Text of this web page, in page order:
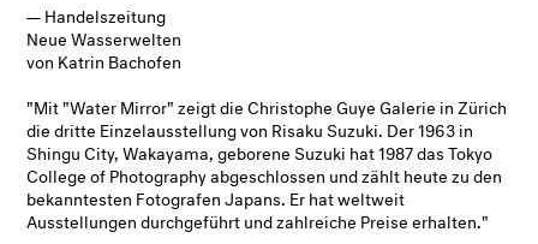
— Handelszeitung
Neue Wasserwelten
von Katrin Bachofen
"Mit "Water Mirror" zeigt die Christophe Guye Galerie in Zürich
die dritte Einzelausstellung von Risaku Suzuki. Der 1963 in
Shingu City, Wakayama, geborene Suzuki hat 1987 das Tokyo
College of Photography abgeschlossen und zählt heute zu den
bekanntesten Fotografen Japans. Er hat weltweit
Ausstellungen durchgeführt und zahlreiche Preise erhalten."